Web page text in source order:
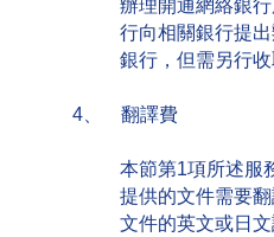
辦理開通網絡銀
行向相關銀行提
銀行，但需另行
4、 翻譯費
本節第1項所述服
提供的文件需要
文件的英文或日